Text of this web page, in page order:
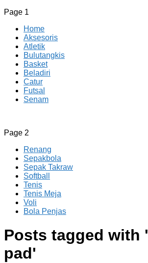
Page 1
Home
Aksesoris
Atletik
Bulutangkis
Basket
Beladiri
Catur
Futsal
Senam
CV JAYA BERSAMA Co Id
Menyediakan Semua Perlengkapan
Page 2
Renang
Sepakbola
Sepak Takraw
Softball
Tenis
Tenis Meja
Voli
Bola Penjas
Posts tagged with '
pad'